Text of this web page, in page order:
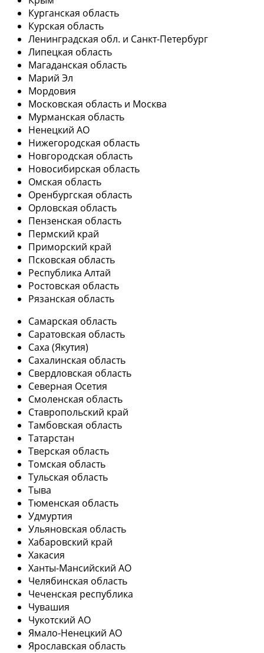
Курганская область
Курская область
Ленинградская обл. и Санкт-Петербург
Липецкая область
Магаданская область
Марий Эл
Мордовия
Московская область и Москва
Мурманская область
Ненецкий АО
Нижегородская область
Новгородская область
Новосибирская область
Омская область
Оренбургская область
Орловская область
Пензенская область
Пермский край
Приморский край
Псковская область
Республика Алтай
Ростовская область
Рязанская область
Самарская область
Саратовская область
Саха (Якутия)
Сахалинская область
Свердловская область
Северная Осетия
Смоленская область
Ставропольский край
Тамбовская область
Татарстан
Тверская область
Томская область
Тульская область
Тыва
Тюменская область
Удмуртия
Ульяновская область
Хабаровский край
Хакасия
Ханты-Мансийский АО
Челябинская область
Чеченская республика
Чувашия
Чукотский АО
Ямало-Ненецкий АО
Ярославская область